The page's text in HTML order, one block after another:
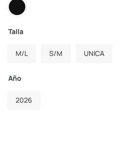
Talla
M/L S/M UNICA
Año
2026